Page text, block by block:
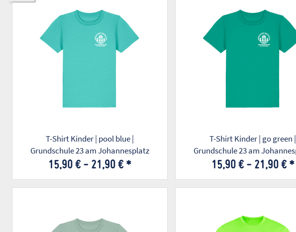
T-Shirt Kinder | pool blue |
Grundschule 23 am Johannesplatz
15,90 € - 21,90 € *
T-Shirt Kinder | go green |
Grundschule 23 am
15,90 € - 21,90 € *